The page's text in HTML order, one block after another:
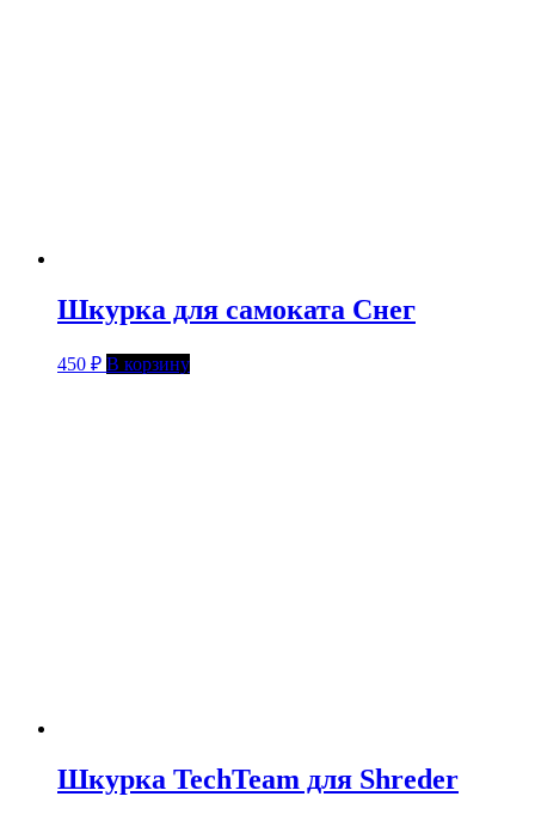
Шкурка для самоката Снег
450 ₽ В корзину
Шкурка TechTeam для Shreder